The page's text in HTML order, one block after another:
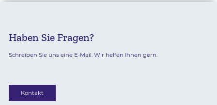
Haben Sie Fragen?
Schreiben Sie uns eine E-Mail. Wir helfen Ihnen gern.
Kontakt